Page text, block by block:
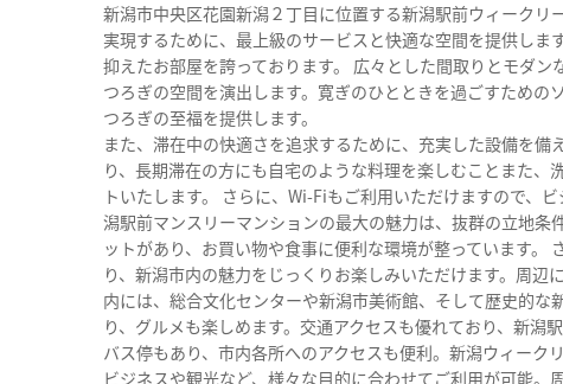
新潟市中央区花園新潟２丁目に位置する新潟駅前ウィーク
実現するために、最上級のサービスと快適な空間を提供し
抑えたお部屋を誇っております。 広々とした間取りとモダ
つろぎの空間を演出します。寛ぎのひとときを過ごすため
つろぎの至福を提供します。
また、滞在中の快適さを追求するために、充実した設備を
り、長期滞在の方にも自宅のような料理を楽しむことまた
トいたします。 さらに、Wi-Fiもご利用いただけますので、
潟駅前マンスリーマンションの最大の魅力は、抜群の立地
ットがあり、お買い物や食事に便利な環境が整っています。
り、新潟市内の魅力をじっくりお楽しみいただけます。周
内には、総合文化センターや新潟市美術館、そして歴史的
り、グルメも楽しめます。交通アクセスも優れており、新
バス停もあり、市内各所へのアクセスも便利。新潟ウィーク
ビジネスや観光など、様々な目的に合わせてご利用が可能